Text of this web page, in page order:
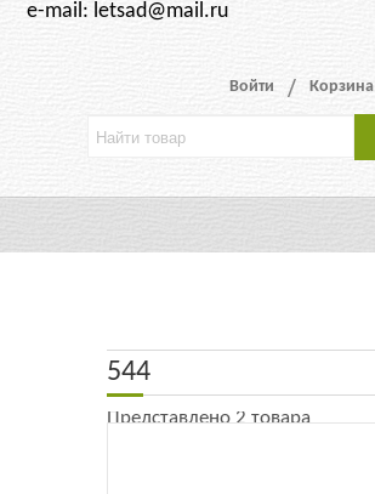
e-mail: letsad@mail.ru
Войти Корзина
Каталог Издательства
544
Представлено 2 товара